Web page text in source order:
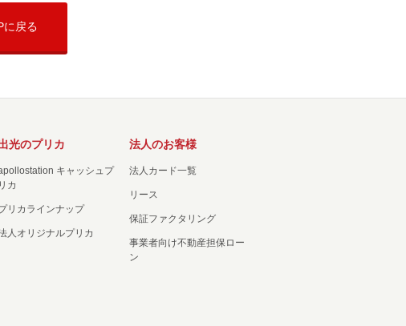
に戻る
光のプリカ
キャッシュプ
リカ
リカラインナップ
人オリジナルプリカ
法人のお客様
法人カード一覧
リース
保証ファクタリング
事業者向け不動産担保ロー
ン